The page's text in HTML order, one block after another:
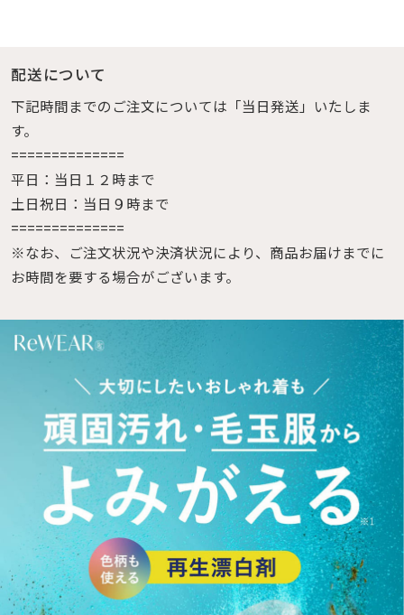
配送について
下記時間までのご注文については「当日発送」いたしま
す。
==============
平日：当日１２時まで
土日祝日：当日９時まで
==============
※なお、ご注文状況や決済状況により、商品お届けまでに
お時間を要する場合がございます。